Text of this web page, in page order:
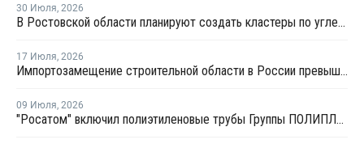
30 Июля, 2026
В Ростовской области планируют создать кластеры по углехимии и переработке полимеров
17 Июля, 2026
Импортозамещение строительной области в России превышает 98%
09 Июля, 2026
"Росатом" включил полиэтиленовые трубы Группы ПОЛИПЛАСТИК в Реестр инноваций